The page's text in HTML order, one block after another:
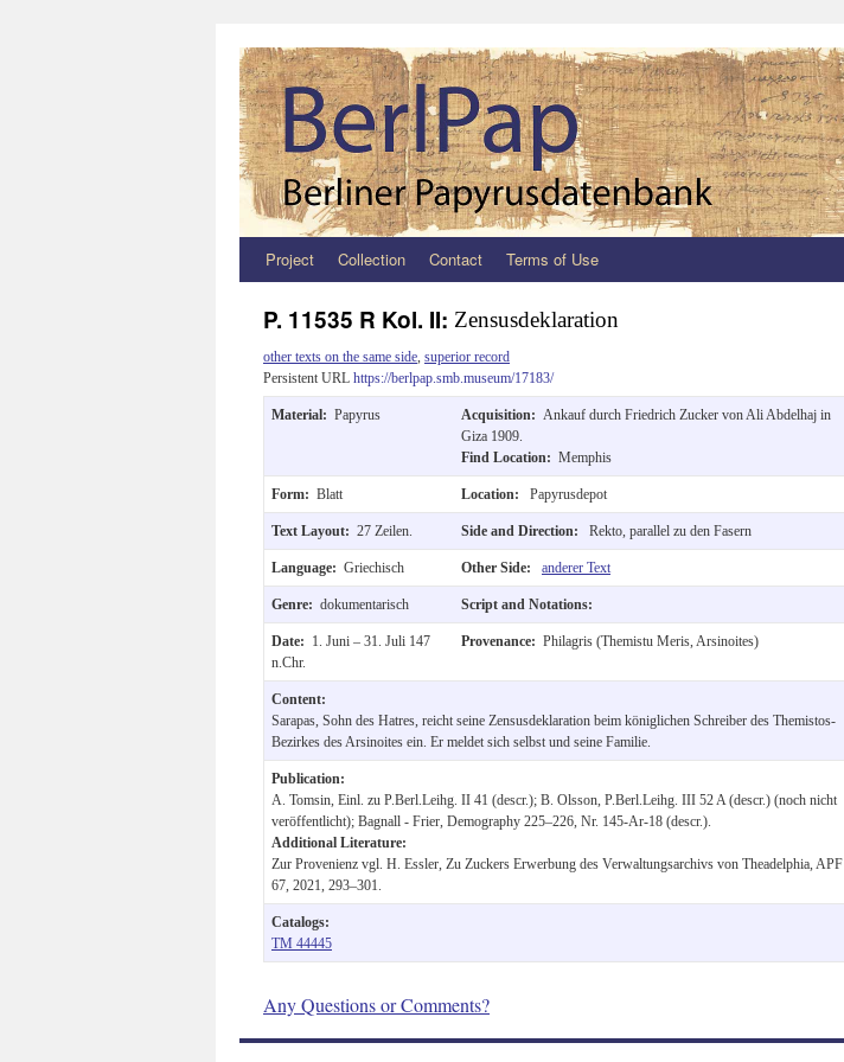
Zum
springen
Project Collection Contact Terms of Use
P. 11535 R Kol. II: Zensusdeklaration
other texts on the same side superior record
Persistent URL https://berlpap.smb.museum/17183/
Material: Papyrus Acquisition: Ankauf durch Friedrich Zucker von Ali Abdelhaj in
Giza 1909.
Find Location: Memphis
Form: Blatt Location: Papyrusdepot
Text Layout: 27 Zeilen. Side and Direction: Rekto, parallel zu den Fasern
Language: Griechisch Other Side: anderer Text
Genre: dokumentarisch Script and Notations:
Date: 1. Juni – 31. Juli 147
n.Chr.
Provenance: Philagris (Themistu Meris, Arsinoites)
Content:
Sarapas, Sohn des Hatres, reicht seine Zensusdeklaration beim königlichen Schreiber des Themistos-
Bezirkes des Arsinoites ein. Er meldet sich selbst und seine Familie.
Publication:
A. Tomsin, Einl. zu P.Berl.Leihg. II 41 (descr.); B. Olsson, P.Berl.Leihg. III 52 A (descr.) (noch nicht
veröffentlicht); Bagnall - Frier, Demography 225–226, Nr. 145-Ar-18 (descr.).
Additional Literature:
Zur Provenienz vgl. H. Essler, Zu Zuckers Erwerbung des Verwaltungsarchivs von Theadelphia, APF
67, 2021, 293–301.
Catalogs:
TM 44445
Any Questions or Comments?